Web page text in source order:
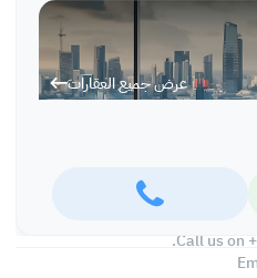
عرض جميع العقارات
A unique mixture of fine
prime location
Call us on